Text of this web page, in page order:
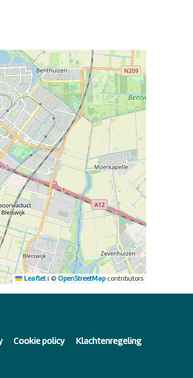
Leaflet © OpenStreetMapcontributors
Cookie policy Klachtenregeling